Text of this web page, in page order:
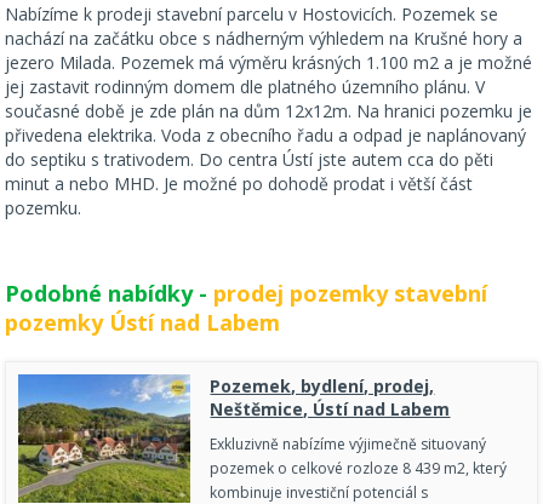
Nabízíme k prodeji stavební parcelu v Hostovicích. Pozemek se
nachází na začátku obce s nádherným výhledem na Krušné hory a
jezero Milada. Pozemek má výměru krásných 1.100 m2 a je možné
jej zastavit rodinným domem dle platného územního plánu. V
současné době je zde plán na dům 12x12m. Na hranici pozemku je
přivedena elektrika. Voda z obecního řadu a odpad je naplánovaný
do septiku s trativodem. Do centra Ústí jste autem cca do pěti
minut a nebo MHD. Je možné po dohodě prodat i větší část
pozemku.
Podobné nabídky - prodej pozemky stavební
pozemky Ústí nad Labem
Pozemek, bydlení, prodej,
Neštěmice, Ústí nad Labem
Exkluzivně nabízíme výjimečně situovaný
pozemek o celkové rozloze 8 439 m2, který
kombinuje investiční potenciál s